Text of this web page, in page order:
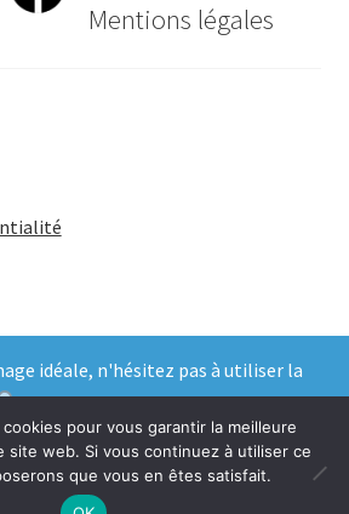
idéale, n'hésitez pas à utiliser la
Mentions légales
pour vous garantir la meilleure
site web. Si vous continuez à utiliser ce
que vous en êtes satisfait.